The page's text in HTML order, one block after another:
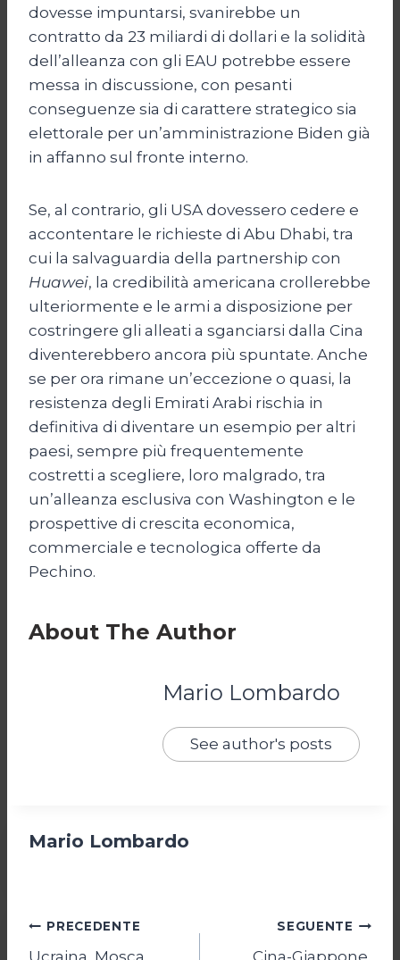
dovesse impuntarsi, svanirebbe un
contratto da 23 miliardi di dollari e la solidità
dell’alleanza con gli EAU potrebbe essere
messa in discussione, con pesanti
conseguenze sia di carattere strategico sia
elettorale per un’amministrazione Biden già
in affanno sul fronte interno.
Se, al contrario, gli USA dovessero cedere e
accontentare le richieste di Abu Dhabi, tra
cui la salvaguardia della partnership con
Huawei, la credibilità americana crollerebbe
ulteriormente e le armi a disposizione per
costringere gli alleati a sganciarsi dalla Cina
diventerebbero ancora più spuntate. Anche
se per ora rimane un’eccezione o quasi, la
resistenza degli Emirati Arabi rischia in
definitiva di diventare un esempio per altri
paesi, sempre più frequentemente
costretti a scegliere, loro malgrado, tra
un’alleanza esclusiva con Washington e le
prospettive di crescita economica,
commerciale e tecnologica offerte da
Pechino.
About The Author
Mario Lombardo
See author's posts
Mario Lombardo
Navigazione
PRECEDENTE SEGUENTE